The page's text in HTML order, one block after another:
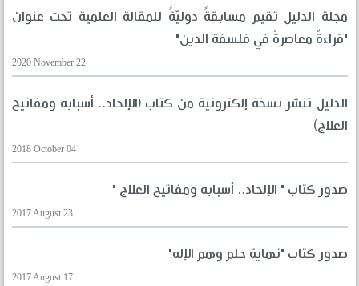
مجلة الدليل تقيم مسابقةً دوليّةً للمقالة العلمية تحت عنوان
"قراءةٌ معاصرةٌ في فلسفة الدين"
2020 November 22
الدليل تنشر نسخة إلكترونية من كتاب (الإلحاد.. أسبابه ومفاتيح
العلاج)
2018 October 04
صدور كتاب " الإلحاد.. أسبابه ومفاتيح العلاج "
2017 August 23
صدور كتاب "نهاية حلم وهم الإله"
2017 August 17